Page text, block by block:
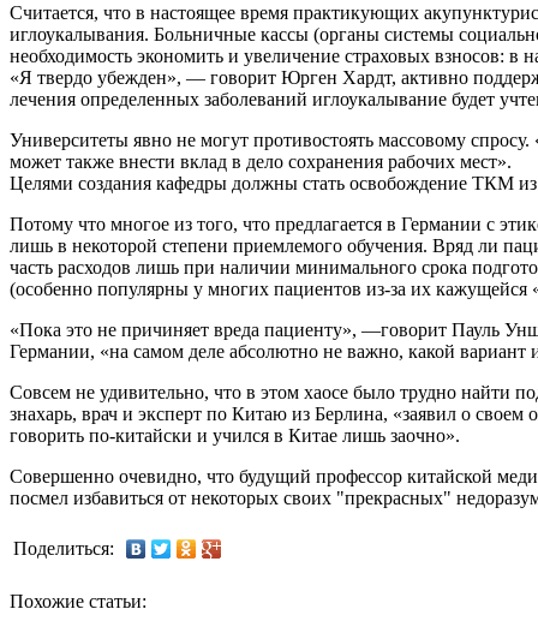
Считается, что в настоящее время практикующих
иглоукалывания. Больничные кассы (органы системы
необходимость экономить и увеличение страховых взносов: в
«Я твердо убежден», — говорит Юрген Хардт, активно
лечения определенных заболеваний иглоукалывание будет
Университеты явно не могут противостоять массовому
может также внести вклад в дело сохранения рабочих мест».
Целями создания кафедры должны стать освобождение ТКМ из
Потому что многое из того, что предлагается в Германии с
лишь в некоторой степени приемлемого обучения. Вряд ли
часть расходов лишь при наличии минимального срока
(особенно популярны у многих пациентов из-за их
«Пока это не причиняет вреда пациенту», —говорит Пауль
Германии, «на самом деле абсолютно не важно, какой вариант
Совсем не удивительно, что в этом хаосе было трудно найти
знахарь, врач и эксперт по Китаю из Берлина, «заявил о
говорить по-китайски и учился в Китае лишь заочно».
Совершенно очевидно, что будущий профессор китайской
посмел избавиться от некоторых своих "прекрасных"
Поделиться:
Похожие статьи: